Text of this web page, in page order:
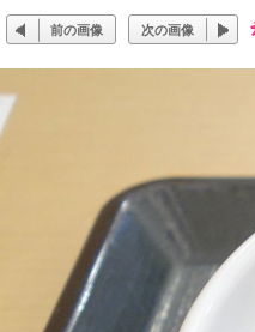
前の画像 次の画像